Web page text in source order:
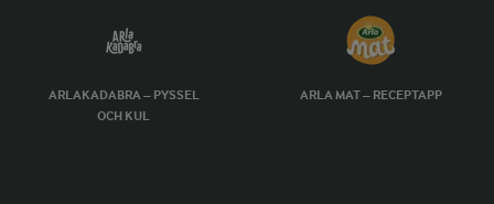
ARLAKADABRA – PYSSEL
OCH KUL
ARLA MAT – RECEPTAPP